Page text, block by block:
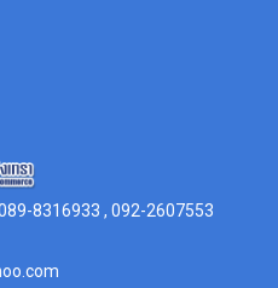
8316933 , 092-2607553